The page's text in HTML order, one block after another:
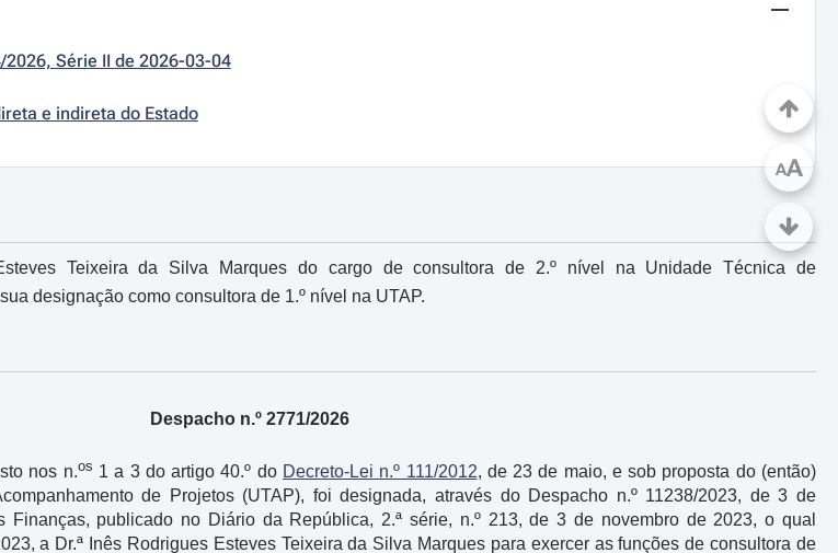
Série II de 2026-03-04
e indireta do Estado
Teixeira da Silva Marques do cargo de consultora de 2.º nível na Unidade Técnica de
designação como consultora de 1.º nível na UTAP.
Despacho n.º 2771/2026
nos n.os 1 a 3 do artigo 40.º do Decreto-Lei n.º 111/2012, de 23 de maio, e sob proposta do (então)
de Projetos (UTAP), foi designada, através do Despacho n.º 11238/2023, de 3 de
Finanças, publicado no Diário da República, 2.ª série, n.º 213, de 3 de novembro de 2023, o qual
a Dr.ª Inês Rodrigues Esteves Teixeira da Silva Marques para exercer as funções de consultora de
AA